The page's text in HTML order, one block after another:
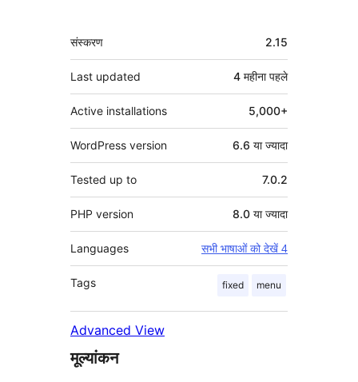
मेटा
संस्करण 2.15
Last updated 4 महीनापहले
Active installations 5,000+
WordPress version 6.6 या ज्यादा
Tested up to 7.0.2
PHP version 8.0 या ज्यादा
Languages सभी भाषाओं को देखें 4
Tags fixed menu
Advanced View
मूल्यांकन